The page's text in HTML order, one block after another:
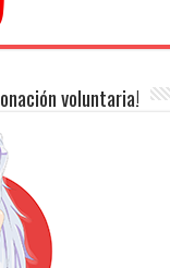
voluntaria!